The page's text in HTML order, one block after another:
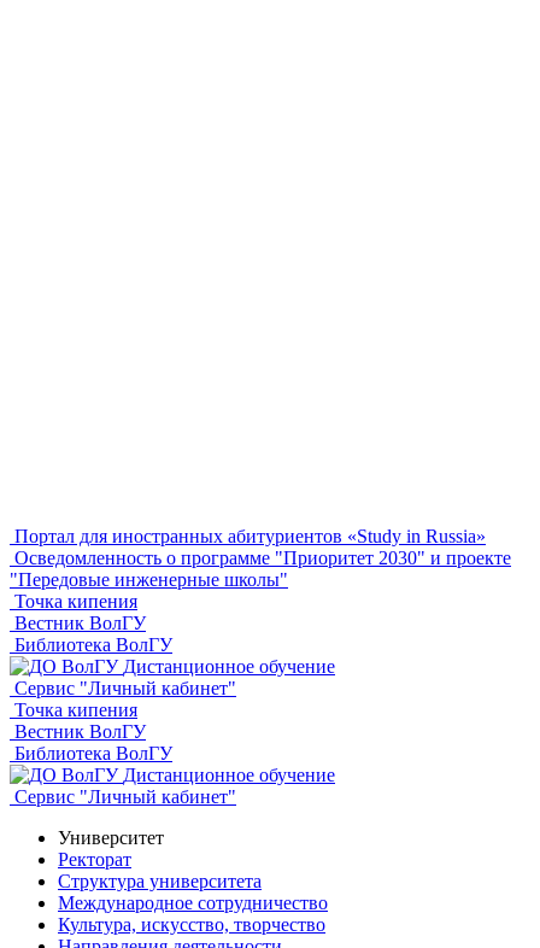
Портал для иностранных абитуриентов «Study in Russia»
Осведомленность о программе "Приоритет 2030" и проекте
"Передовые инженерные школы"
Точка кипения
Вестник ВолГУ
Библиотека ВолГУ
Дистанционное обучение
Сервис "Личный кабинет"
Точка кипения
Вестник ВолГУ
Библиотека ВолГУ
Дистанционное обучение
Сервис "Личный кабинет"
Университет
Ректорат
Структура университета
Международное сотрудничество
Культура, искусство, творчество